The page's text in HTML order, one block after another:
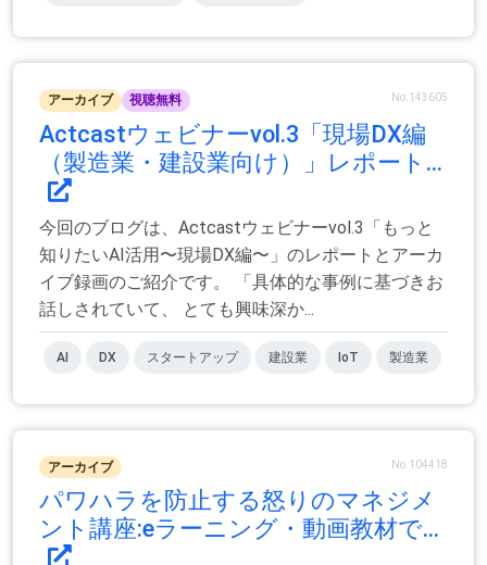
アーカイブ 視聴無料 No.143605
Actcastウェビナーvol.3「現場DX編
（製造業・建設業向け）」レポート...
今回のブログは、Actcastウェビナーvol.3「もっと
知りたいAI活用〜現場DX編〜」のレポートとアーカ
イブ録画のご紹介です。 「具体的な事例に基づきお
話しされていて、 とても興味深か...
AI DX スタートアップ 建設業 IoT 製造業
アーカイブ No.104418
パワハラを防止する怒りのマネジメ
ント講座:eラーニング・動画教材で...